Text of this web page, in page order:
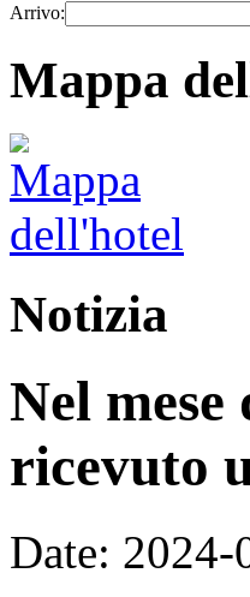
Arrivo:
Mappa
Notizia
Nel
ricevuto
Date: 2024-